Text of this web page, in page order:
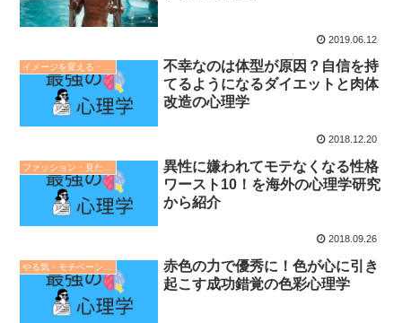
2019.06.12
イメージを変える・印象操作の心理学
不幸なのは体型が原因？自信を持
てるようになるダイエットと肉体
改造の心理学
2018.12.20
異性に嫌われてモテなくなる性格
ワースト10！を海外の心理学研究
から紹介
2018.09.26
赤色の力で優秀に！色が心に引き
起こす成功錯覚の色彩心理学